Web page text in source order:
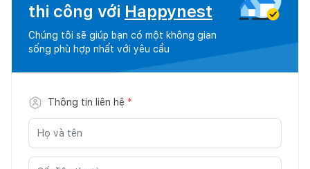
thi công với Happynest
Chúng tôi sẽ giúp bạn có một không gian
sống phù hợp nhất với yêu cầu
Thông tin liên hệ *